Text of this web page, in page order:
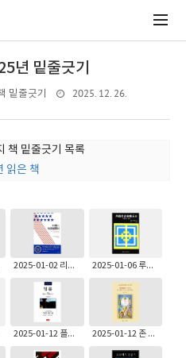
년 밑줄긋기
밑줄긋기 2025. 12. 26.
책 밑줄긋기 목록
읽은 책
2025-01-02 리처드 호프스태터: 미국의 반지성주의 2025-01-06 루돌프 불트만: 공관복음서 전승사
2025-01-12 플라톤: 법률 2025-01-12 존 메이엔도르프: 헤지카즘의 신학자 성 그레고리오스 팔라마스